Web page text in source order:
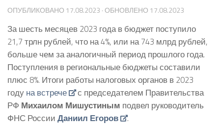
ОПУБЛИКОВАНО 17.08.2023 · ОБНОВЛЕНО 17.08.2023
За шесть месяцев 2023 года в бюджет поступило
21,7 трлн рублей, что на 4%, или на 743 млрд рублей,
больше чем за аналогичный период прошлого года.
Поступления в региональные бюджеты составили
плюс 8%. Итоги работы налоговых органов в 2023
году на встрече
с председателем Правительства
РФ Михаилом Мишустиным подвел руководитель
ФНС России Даниил Егоров
.